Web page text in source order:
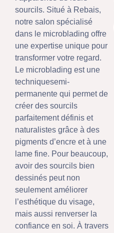
sourcils. Situé à Rebais,
notre salon spécialisé
dans le microblading offre
une expertise unique pour
transformer votre regard.
Le microblading est une
techniquesemi-
permanente qui permet de
créer des sourcils
parfaitement définis et
naturalistes grâce à des
pigments d’encre et à une
lame fine. Pour beaucoup,
avoir des sourcils bien
dessinés peut non
seulement améliorer
l’esthétique du visage,
mais aussi renverser la
confiance en soi. À travers